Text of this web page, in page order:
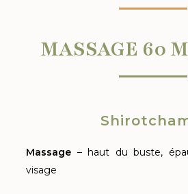
MASSAGE 60
Massage – haut du buste,
visage